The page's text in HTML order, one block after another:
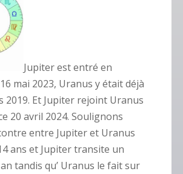
Jupiter est entré en
mai 2023, Uranus y était déjà
2019. Et Jupiter rejoint Uranus
20 avril 2024. Soulignons
entre Jupiter et Uranus
ans et Jupiter transite un
tandis qu’ Uranus le fait sur